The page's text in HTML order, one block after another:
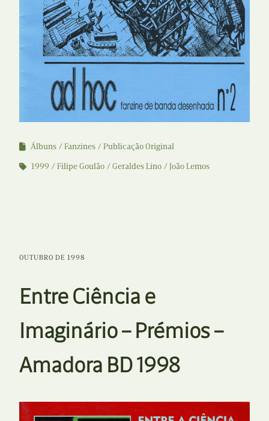
Álbuns Fanzines
Publicação Original
1999
Filipe Goulão Geraldes Lino João Lemos
OUTUBRO DE 1998
Entre Ciência e
Imaginário – Prémios –
Amadora BD 1998